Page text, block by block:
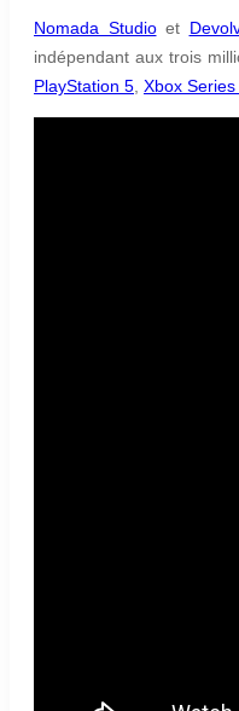
Nomada Studioet
indépendant aux trois
PlayStation 5 Xbox Series